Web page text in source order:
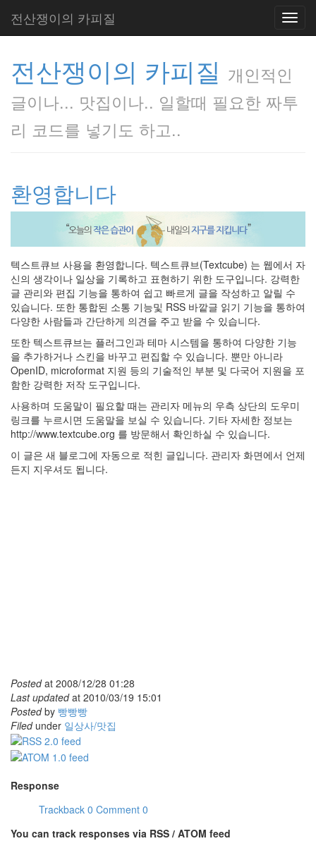
전산쟁이의 카피질
전산쟁이의 카피질 개인적인
글이나... 맛집이나.. 일할때 필요한 짜투
리 코드를 넣기도 하고..
환영합니다
텍스트큐브 사용을 환영합니다. 텍스트큐브(Textcube) 는 웹에서 자
신의 생각이나 일상을 기록하고 표현하기 위한 도구입니다. 강력한
글 관리와 편집 기능을 통하여 쉽고 빠르게 글을 작성하고 알릴 수
있습니다. 또한 통합된 소통 기능및 RSS 바깥글 읽기 기능을 통하여
다양한 사람들과 간단하게 의견을 주고 받을 수 있습니다.
또한 텍스트큐브는 플러그인과 테마 시스템을 통하여 다양한 기능
을 추가하거나 스킨을 바꾸고 편집할 수 있습니다. 뿐만 아니라
OpenID, microformat 지원 등의 기술적인 부분 및 다국어 지원을 포
함한 강력한 저작 도구입니다.
사용하며 도움말이 필요할 때는 관리자 메뉴의 우측 상단의 도우미
링크를 누르시면 도움말을 보실 수 있습니다. 기타 자세한 정보는
http://www.textcube.org 를 방문해서 확인하실 수 있습니다.
이 글은 새 블로그에 자동으로 적힌 글입니다. 관리자 화면에서 언제
든지 지우셔도 됩니다.
Postedat 2008/12/28 01:28
Last updatedat 2010/03/19 15:01
Postedby 빵빵빵
Filedunder 일상사/맛집
Response
Trackback 0 Comment 0
You can track responses via RSS / ATOM feed